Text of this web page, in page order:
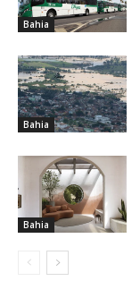
Bahia
Bahia
Bahia